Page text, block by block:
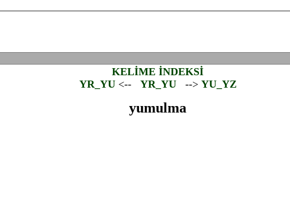
KELİME İNDEKSİ
YR_YU<-- YR_YU--> YU_YZ
yumulma